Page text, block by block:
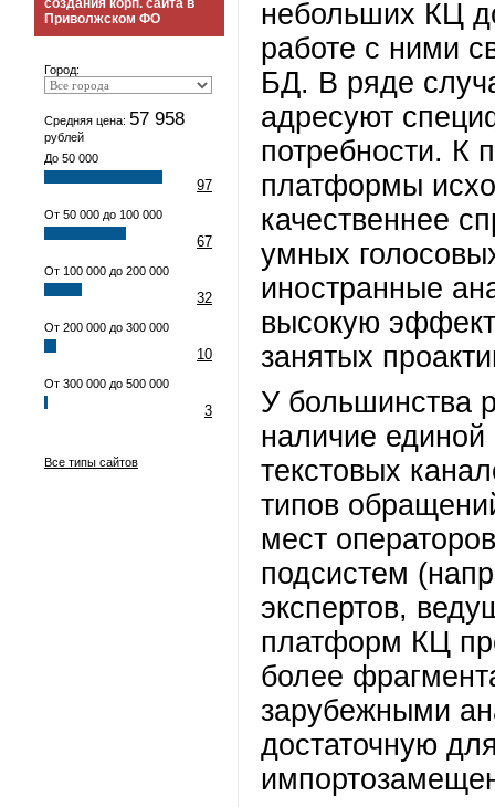
создания корп. сайта в
Приволжском ФО
Город:
Средняя цена: 57 958
рублей
До 50 000
97
От 50 000 до 100 000
67
От 100 000 до 200 000
32
От 200 000 до 300 000
10
От 300 000 до 500 000
3
Все типы сайтов
небольших КЦ
работе с ними
БД. В ряде
адресуют
потребности. К
платформы
качественнее
умных
иностранные
высокую
занятых
У большинства
наличие
текстовых
типов
мест
подсистем
экспертов,
платформ КЦ
более
зарубежными
достаточную